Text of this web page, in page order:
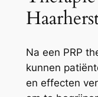
Na een PRP
kunnen
en effecten